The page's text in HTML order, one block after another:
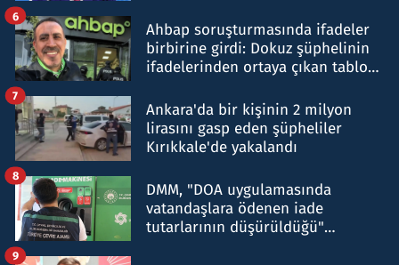
Ahbap soruşturmasında ifadeler
birbirine girdi: Dokuz şüphelinin
ifadelerinden ortaya çıkan tablo
6
Ankara'da bir kişinin 2 milyon
lirasını gasp eden şüpheliler
Kırıkkale'de yakalandı
7
DMM, "DOA uygulamasında
vatandaşlara ödenen iade
tutarlarının düşürüldüğü"
8
9